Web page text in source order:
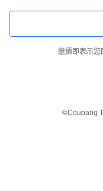
繼續即表示您
©Coupang